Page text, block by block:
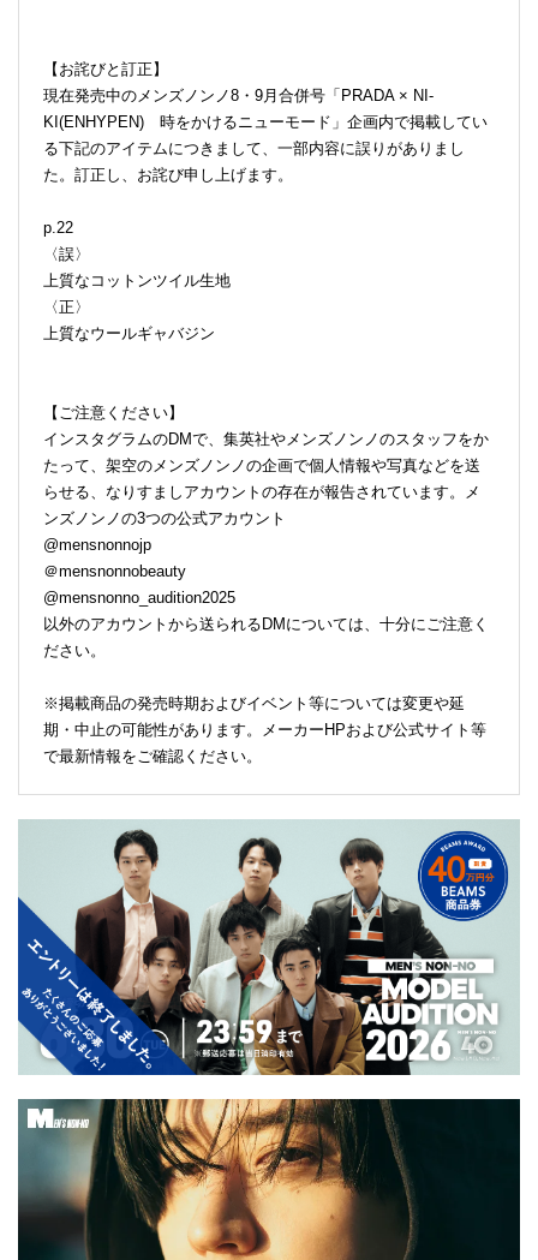
【お詫びと訂正】
現在発売中のメンズノンノ8・9月合併号「PRADA × NI-
KI(ENHYPEN) 時をかけるニューモード」企画内で掲載してい
る下記のアイテムにつきまして、一部内容に誤りがありまし
た。訂正し、お詫び申し上げます。
p.22
〈誤〉
上質なコットンツイル生地
〈正〉
上質なウールギャバジン
【ご注意ください】
インスタグラムのDMで、集英社やメンズノンノのスタッフをか
たって、架空のメンズノンノの企画で個人情報や写真などを送
らせる、なりすましアカウントの存在が報告されています。メ
ンズノンノの3つの公式アカウント
@mensnonnojp
＠mensnonnobeauty
@mensnonno_audition2025
以外のアカウントから送られるDMについては、十分にご注意く
ださい。
※掲載商品の発売時期およびイベント等については変更や延
期・中止の可能性があります。メーカーHPおよび公式サイト等
で最新情報をご確認ください。